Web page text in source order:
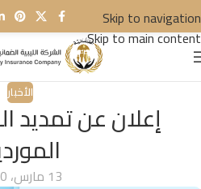
Skip to navigation
Skip to main content
الأخبار
إعلان عن تمديد
13 مارس، 2020